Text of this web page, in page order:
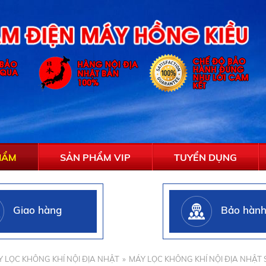
SẢN PHẨM VIP TUYỂN DỤNG
Giao hàng Bảo hành
LỌC KHÔNG KHÍ NỘI ĐỊA NHẬT MÁY LỌC KHÔNG KHÍ NỘI ĐỊA